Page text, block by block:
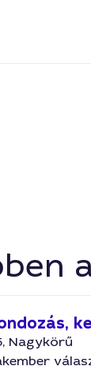
Nagykörű